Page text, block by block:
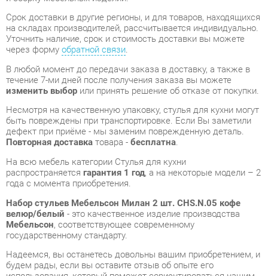
В любой момент до передачи заказа в доставку, а также в
течение 7-ми дней после получения заказа вы можете
изменить выборили принять решение об отказе от покупки.
Несмотря на качественную упаковку, стулья для кухни могут
дефект при приёме - мы заменим поврежденную деталь.
Повторная доставкатовара -бесплатна.
распространяетсягарантия 1 год, а на некоторые модели – 2
года с момента приобретения.
Набор стульев Мебельсон Милан 2 шт. CHS.N.05 кофе
велюр/белый - это качественное изделие производства
Мебельсон, соответствующее современному
государственному стандарту.
Надеемся, вы останетесь довольны вашим приобретением, и
будем рады, если вы оставите отзыв об опыте его
использования, который поможет сориентироваться нашим
будущим покупателям.
Кроме формыобратной связиполучить развёрнутую
консультацию, фото и видеообзор продукции вы можете по
e-mail, телефону в Екатеринбурге и через мессенджеры
Telegram и WhatsApp.